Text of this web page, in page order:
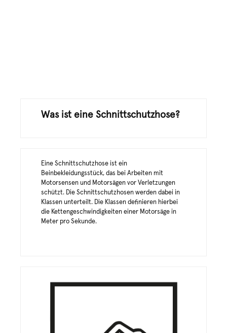
Was ist eine Schnittschutzhose?
Eine Schnittschutzhose ist ein
Beinbekleidungsstück, das bei Arbeiten mit
Motorsensen und Motorsägen vor Verletzungen
schützt. Die Schnittschutzhosen werden dabei in
Klassen unterteilt. Die Klassen definieren hierbei
die Kettengeschwindigkeiten einer Motorsäge in
Meter pro Sekunde.